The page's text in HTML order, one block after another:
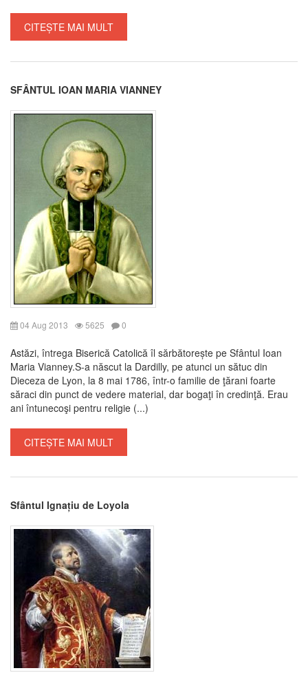
CITEȘTE MAI MULT
SFÂNTUL IOAN MARIA VIANNEY
04 Aug 2013 5625 0
Astăzi, întrega Biserică Catolică îl sărbătorește pe Sfântul Ioan
Maria Vianney.S-a născut la Dardilly, pe atunci un sătuc din
Dieceza de Lyon, la 8 mai 1786, într-o familie de ţărani foarte
săraci din punct de vedere material, dar bogaţi în credinţă. Erau
ani întunecoşi pentru religie (...)
CITEȘTE MAI MULT
Sfântul Ignațiu de Loyola